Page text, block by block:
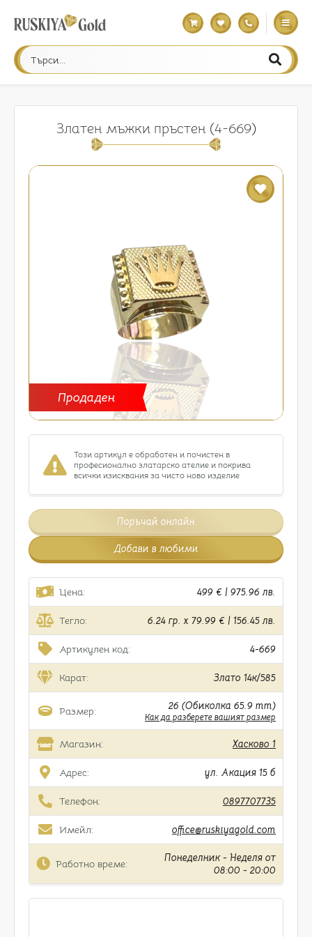
Златен мъжки пръстен (4-669)
Продаден
Този артикул е обработен и почистен в
професионално златарско ателие и покрива
всички изисквания за чисто ново изделие
Поръчай онлайн
Добави в любими
Цена: 499 € | 975.96 лв.
Тегло: 6.24 гр. x 79.99 € | 156.45 лв.
Артикулен код: 4-669
Карат: Злато 14к/585
Размер: 26 (Обиколка 65.9 mm)
Как да разберете вашият размер
Магазин: Хасково 1
Адрес: ул. Акация 15 б
Телефон: 0897707735
Имейл: office@ruskiyagold.com
Работно време:
Понеделник - Неделя от
08:00 - 20:00